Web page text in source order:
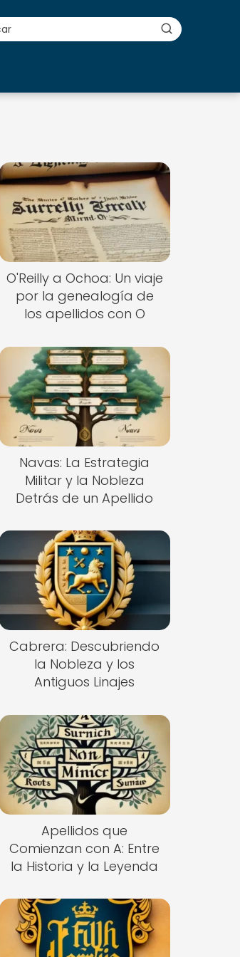
O'Reilly a Ochoa: Un viaje
por la genealogía de
los apellidos con O
Navas: La Estrategia
Militar y la Nobleza
Detrás de un Apellido
Cabrera: Descubriendo
la Nobleza y los
Antiguos Linajes
Apellidos que
Comienzan con A: Entre
la Historia y la Leyenda